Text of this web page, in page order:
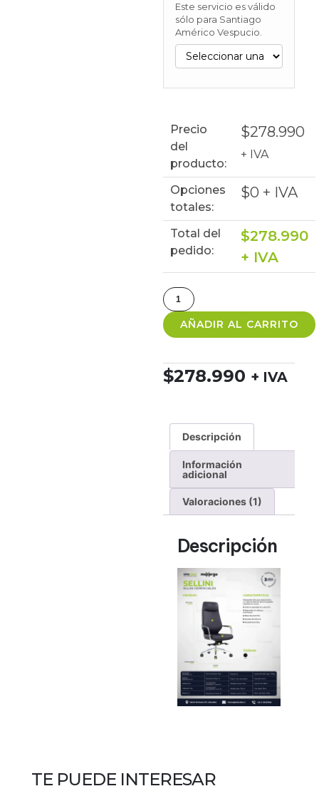
Este servicio es válido
sólo para Santiago
Américo Vespucio.
Precio
del
producto:
$278.990
+ IVA
Opciones
totales:
$0 + IVA
Total del
pedido:
$278.990
+ IVA
AÑADIR AL CARRITO
$278.990 + IVA
Descripción
Información
adicional
Valoraciones (1)
Descripción
TE PUEDE INTERESAR